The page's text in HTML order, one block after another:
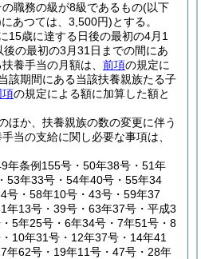
職務の級が8級であるもの(以下
にあつては、3,500円)とする。
15歳に達する日後の最初の4月1
の最初の3月31日までの間にあ
養手当の月額は、 前項の規定に
該期間にある当該扶養親族たる子
項の規定による額に加算した額と
ほか、扶養親族の数の変更に伴う
当の支給に関し必要な事項は、
年条例155号・50年38号・51年
53年33号・54年40号・55年34
号・58年10号・43号・59年37
年13号・39号・63年37号・平成3
5年25号・6年34号・7年51号・8
10年31号・12年37号・14年41
年62号・19年11号・47号・28年